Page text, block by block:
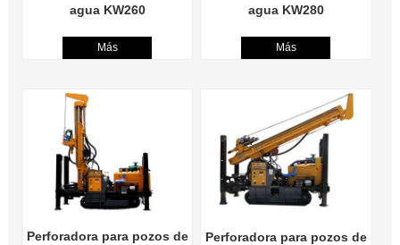
agua KW260
Más
agua KW280
Más
Perforadora para pozos de
Perforadora para pozos de